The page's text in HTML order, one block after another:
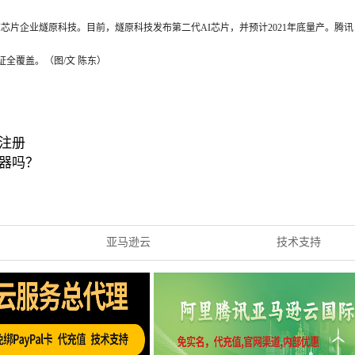
片企业燧原科技。目前，燧原科技发布第二代AI芯片，并预计2021年底量产。腾讯
覆盖。（图/文 陈东）
册
吗？
亚马逊云 技术支持